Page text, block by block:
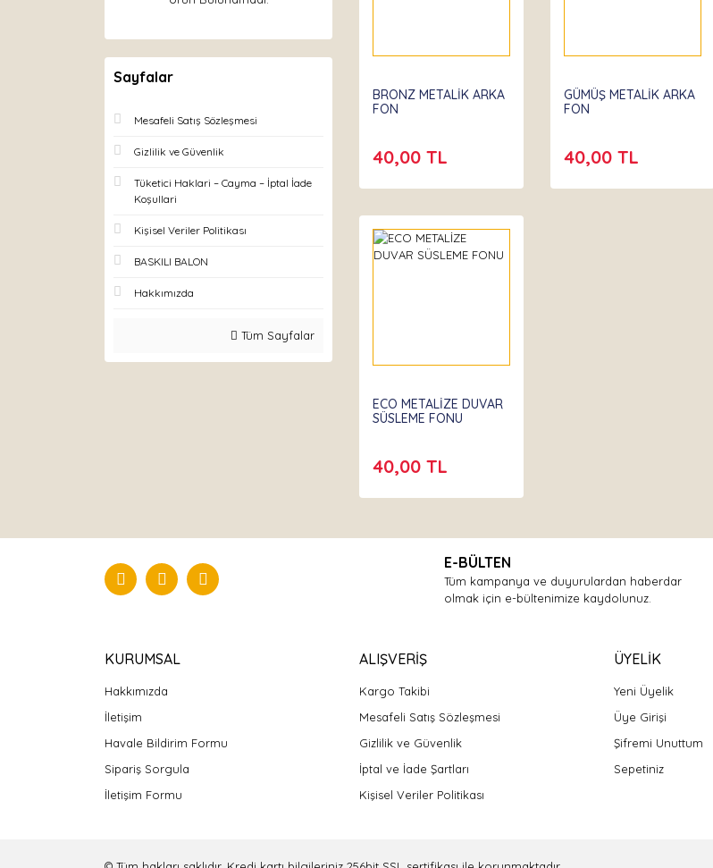
Sayfalar
Mesafeli Satış Sözleşmesi
Gizlilik ve Güvenlik
Tüketici Haklari – Cayma – İptal İade
Koşullari
Kişisel Veriler Politikası
BASKILI BALON
Hakkımızda
Tüm Sayfalar
BRONZ METALİK ARKA
FON
40,00 TL
GÜMÜŞ METALİK ARKA
FON
40,00 TL
ECO METALİZE DUVAR
SÜSLEME FONU
40,00 TL
E-BÜLTEN
Tüm kampanya ve duyurulardan haberdar
olmak için e-bültenimize kaydolunuz.
KURUMSAL
Hakkımızda
İletişim
Havale Bildirim Formu
Sipariş Sorgula
İletişim Formu
ALIŞVERİŞ
Kargo Takibi
Mesafeli Satış Sözleşmesi
Gizlilik ve Güvenlik
İptal ve İade Şartları
Kişisel Veriler Politikası
ÜYELİK
Yeni Üyelik
Üye Girişi
Şifremi Unuttum
Sepetiniz